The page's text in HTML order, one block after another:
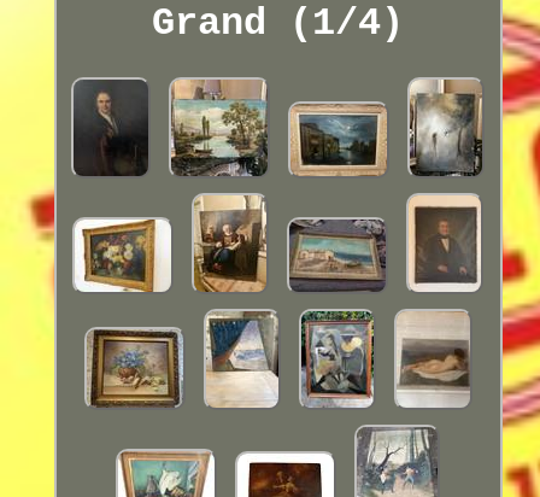
Grand (1/4)